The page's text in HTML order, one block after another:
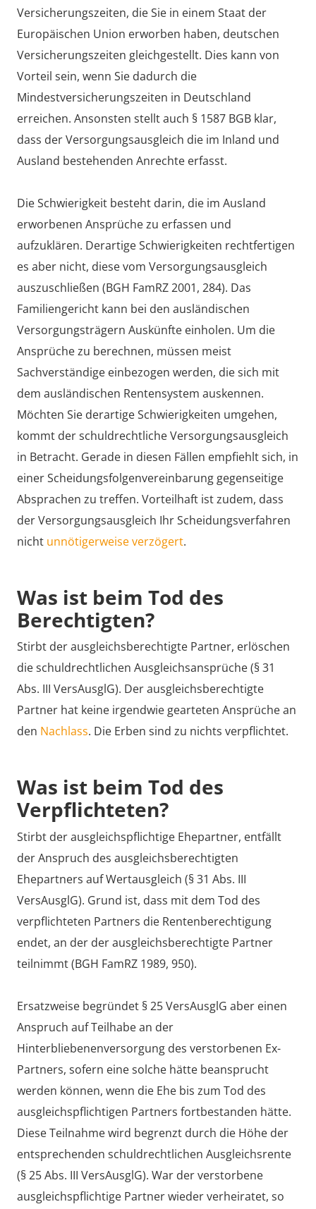
Versicherungszeiten, die Sie in einem Staat der
Europäischen Union erworben haben, deutschen
Versicherungszeiten gleichgestellt. Dies kann von
Vorteil sein, wenn Sie dadurch die
Mindestversicherungszeiten in Deutschland
erreichen. Ansonsten stellt auch § 1587 BGB klar,
dass der Versorgungsausgleich die im Inland und
Ausland bestehenden Anrechte erfasst.
Die Schwierigkeit besteht darin, die im Ausland
erworbenen Ansprüche zu erfassen und
aufzuklären. Derartige Schwierigkeiten rechtfertigen
es aber nicht, diese vom Versorgungsausgleich
auszuschließen (BGH FamRZ 2001, 284). Das
Familiengericht kann bei den ausländischen
Versorgungsträgern Auskünfte einholen. Um die
Ansprüche zu berechnen, müssen meist
Sachverständige einbezogen werden, die sich mit
dem ausländischen Rentensystem auskennen.
Möchten Sie derartige Schwierigkeiten umgehen,
kommt der schuldrechtliche Versorgungsausgleich
in Betracht. Gerade in diesen Fällen empfiehlt sich, in
einer Scheidungsfolgenvereinbarung gegenseitige
Absprachen zu treffen. Vorteilhaft ist zudem, dass
der Versorgungsausgleich Ihr Scheidungsverfahren
nicht unnötigerweise verzögert.
Was ist beim Tod des
Berechtigten?
Stirbt der ausgleichsberechtigte Partner, erlöschen
die schuldrechtlichen Ausgleichsansprüche (§ 31
Abs. III VersAusglG). Der ausgleichsberechtigte
Partner hat keine irgendwie gearteten Ansprüche an
den Nachlass. Die Erben sind zu nichts verpflichtet.
Was ist beim Tod des
Verpflichteten?
Stirbt der ausgleichspflichtige Ehepartner, entfällt
der Anspruch des ausgleichsberechtigten
Ehepartners auf Wertausgleich (§ 31 Abs. III
VersAusglG). Grund ist, dass mit dem Tod des
verpflichteten Partners die Rentenberechtigung
endet, an der der ausgleichsberechtigte Partner
teilnimmt (BGH FamRZ 1989, 950).
Ersatzweise begründet § 25 VersAusglG aber einen
Anspruch auf Teilhabe an der
Hinterbliebenenversorgung des verstorbenen Ex-
Partners, sofern eine solche hätte beansprucht
werden können, wenn die Ehe bis zum Tod des
ausgleichspflichtigen Partners fortbestanden hätte.
Diese Teilnahme wird begrenzt durch die Höhe der
entsprechenden schuldrechtlichen Ausgleichsrente
(§ 25 Abs. III VersAusglG). War der verstorbene
ausgleichspflichtige Partner wieder verheiratet, so